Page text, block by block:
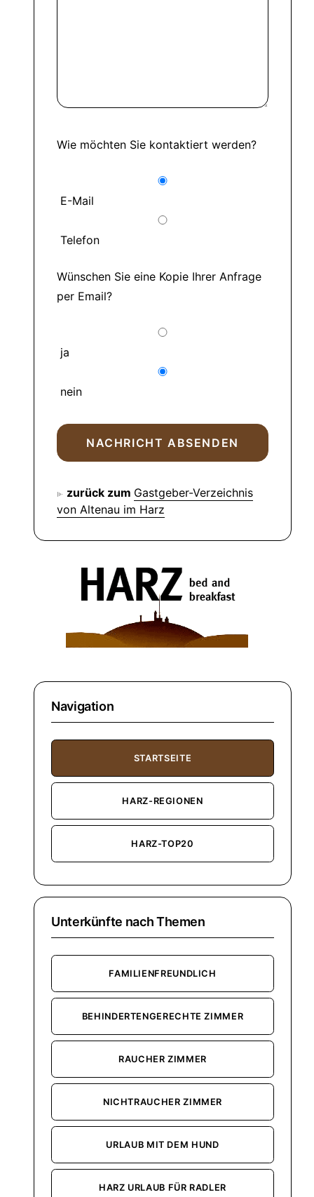
Wie möchten Sie kontaktiert werden?
E-Mail
Telefon
Wünschen Sie eine Kopie Ihrer Anfrage
per Email?
ja
nein
zurück zum Gastgeber-Verzeichnis
von Altenau im Harz
Navigation
STARTSEITE
HARZ-REGIONEN
HARZ-TOP20
Unterkünfte nach Themen
FAMILIENFREUNDLICH
BEHINDERTENGERECHTE ZIMMER
RAUCHER ZIMMER
NICHTRAUCHER ZIMMER
URLAUB MIT DEM HUND
HARZ URLAUB FÜR RADLER